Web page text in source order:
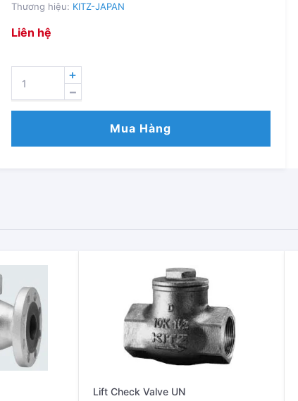
Liên hệ
MỘT
Mua Hàng
Thương hiệu: KITZ-JAPAN
Lift Check Valve UN